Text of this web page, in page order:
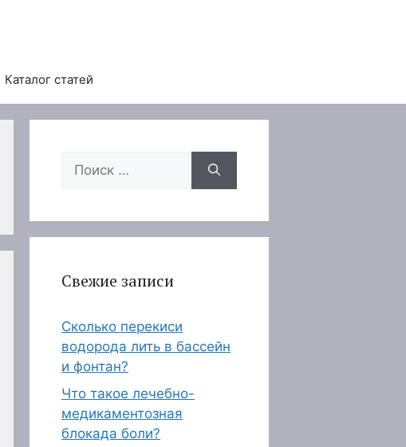
Каталог статей
Поиск:
Свежие записи
Сколько перекиси
водорода лить в бассейн
и фонтан?
Что такое лечебно-
медикаментозная
блокада боли?